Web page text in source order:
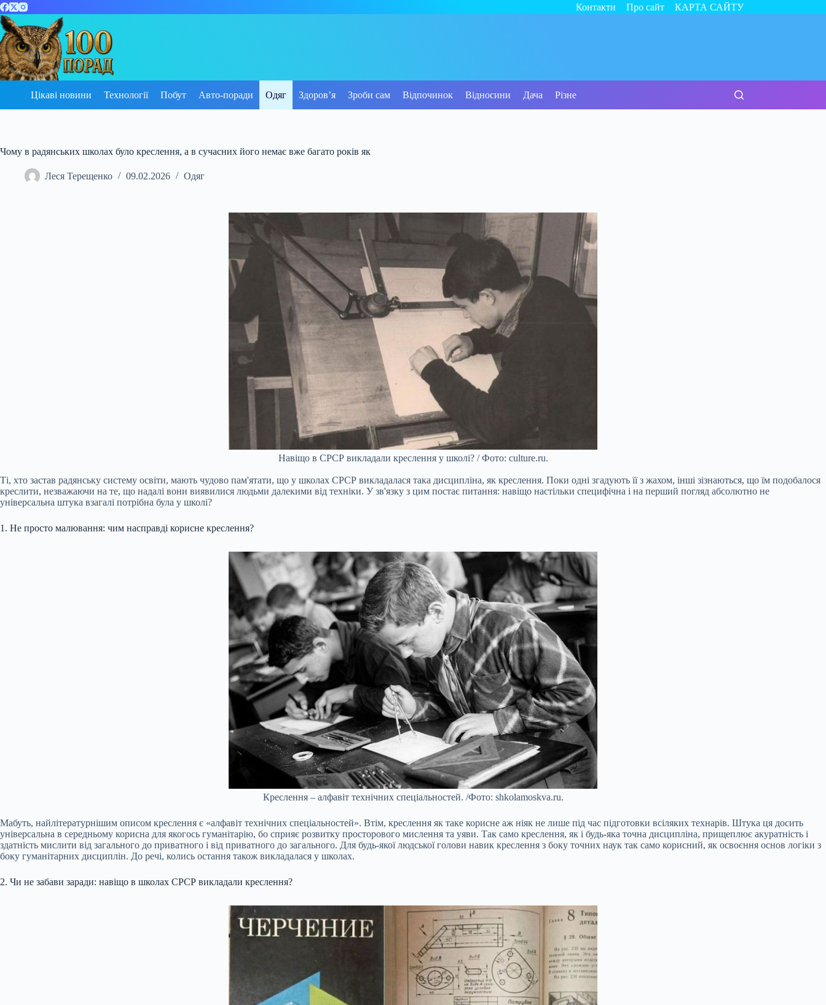
Перейти
до
вмісту
Контакти Про сайт КАРТА САЙТУ
Цікаві новини Технології Побут Авто-поради Одяг Здоров’я Зроби сам Відпочинок Відносини Дача Різне
Чому в радянських школах було креслення, а в сучасних його немає вже багато років як
Леся Терещенко 09.02.2026 Одяг
Навіщо в СРСР викладали креслення у школі? / Фото: culture.ru.
Ті, хто застав радянську систему освіти, мають чудово пам'ятати, що у школах СРСР викладалася така дисципліна, як креслення. Поки одні згадують її з жахом, інші зізнаються, що їм подобалося
креслити, незважаючи на те, що надалі вони виявилися людьми далекими від техніки. У зв'язку з цим постає питання: навіщо настільки специфічна і на перший погляд абсолютно не
універсальна штука взагалі потрібна була у школі?
1. Не просто малювання: чим насправді корисне креслення?
Креслення – алфавіт технічних спеціальностей. /Фото: shkolamoskva.ru.
Мабуть, найлітературнішим описом креслення є «алфавіт технічних спеціальностей». Втім, креслення як таке корисне аж ніяк не лише під час підготовки всіляких технарів. Штука ця досить
універсальна в середньому корисна для якогось гуманітарію, бо сприяє розвитку просторового мислення та уяви. Так само креслення, як і будь-яка точна дисципліна, прищеплює акуратність і
здатність мислити від загального до приватного і від приватного до загального. Для будь-якої людської голови навик креслення з боку точних наук так само корисний, як освоєння основ логіки з
боку гуманітарних дисциплін. До речі, колись остання також викладалася у школах.
2. Чи не забави заради: навіщо в школах СРСР викладали креслення?